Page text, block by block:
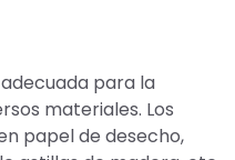
para la
materiales. Los
papel de desecho,